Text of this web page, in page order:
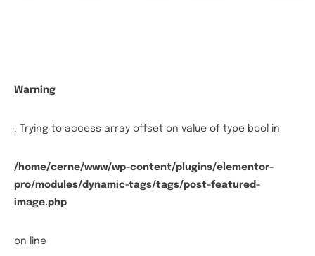
Warning
: Trying to access array offset on value of type bool in
/home/cerne/www/wp-content/plugins/elementor-
pro/modules/dynamic-tags/tags/post-featured-
image.php
on line